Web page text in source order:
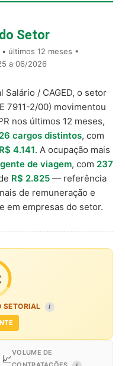
Setor
últimos 12 meses •
a 06/2026
/ CAGED, o setor
7911-2/00) movimentou
nos últimos 12 meses,
26 cargos distintos, com
R$ 4.141. A ocupação mais
de viagem, com 237
R$ 2.825 — referência
de remuneração e
em empresas do setor.
SETORIAL I
📈
VOLUME DE